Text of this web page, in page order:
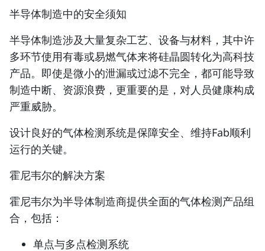
半导体制造中的安全须知
半导体制造涉及大量复杂工艺、设备与材料，其中许
多环节使用有毒或易燃气体来将硅晶圆转化为高科技
产品。即使是微小的泄漏或过滤不完全，都可能导致
制造中断、资源浪费，更重要的是， 对人员健康构成
严重威胁。
设计良好的气体检测系统是保障安全、维持Fab顺利
运行的关键。
霍尼韦尔的解决方案
霍尼韦尔为半导体制造商提供全面的气体检测产品组
合，包括：
单点与多点检测系统